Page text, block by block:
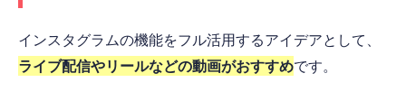
インスタグラムの機能をフル活用するアイデアとして、
ライブ配信やリールなどの動画がおすすめです。